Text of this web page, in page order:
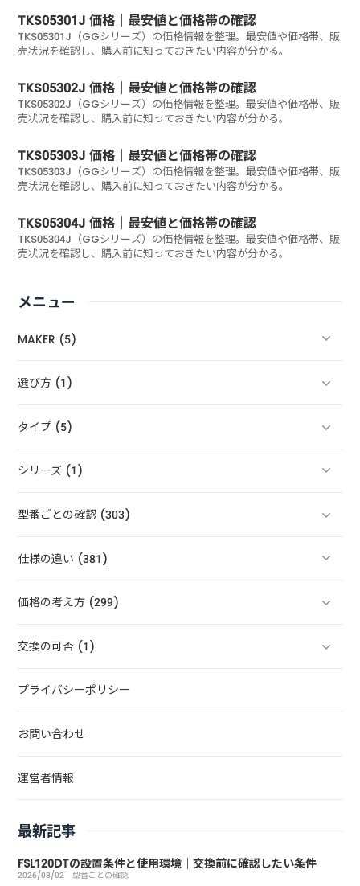
TKS05301J 価格｜最安値と価格帯の確認
TKS05301J（GGシリーズ）の価格情報を整理。最安値や価格帯、販
売状況を確認し、購入前に知っておきたい内容が分かる。
TKS05302J 価格｜最安値と価格帯の確認
TKS05302J（GGシリーズ）の価格情報を整理。最安値や価格帯、販
売状況を確認し、購入前に知っておきたい内容が分かる。
TKS05303J 価格｜最安値と価格帯の確認
TKS05303J（GGシリーズ）の価格情報を整理。最安値や価格帯、販
売状況を確認し、購入前に知っておきたい内容が分かる。
TKS05304J 価格｜最安値と価格帯の確認
TKS05304J（GGシリーズ）の価格情報を整理。最安値や価格帯、販
売状況を確認し、購入前に知っておきたい内容が分かる。
メニュー
MAKER (5)
選び方 (1)
タイプ (5)
シリーズ (1)
型番ごとの確認 (303)
仕様の違い (381)
価格の考え方 (299)
交換の可否 (1)
プライバシーポリシー
お問い合わせ
運営者情報
最新記事
FSL120DTの設置条件と使用環境｜交換前に確認したい条件
2026/08/02 型番ごとの確認